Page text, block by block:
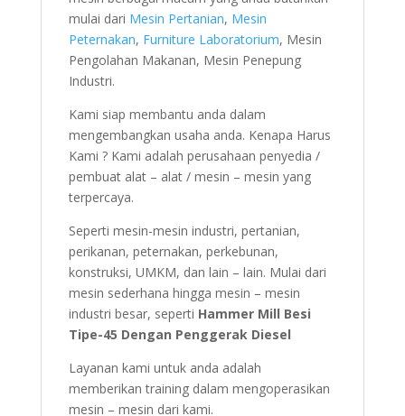
mulai dari Mesin Pertanian, Mesin
Peternakan, Furniture Laboratorium, Mesin
Pengolahan Makanan, Mesin Penepung
Industri.
Kami siap membantu anda dalam
mengembangkan usaha anda. Kenapa Harus
Kami ? Kami adalah perusahaan penyedia /
pembuat alat – alat / mesin – mesin yang
terpercaya.
Seperti mesin-mesin industri, pertanian,
perikanan, peternakan, perkebunan,
konstruksi, UMKM, dan lain – lain. Mulai dari
mesin sederhana hingga mesin – mesin
industri besar, seperti Hammer Mill Besi
Tipe-45 Dengan Penggerak Diesel
Layanan kami untuk anda adalah
memberikan training dalam mengoperasikan
mesin – mesin dari kami.